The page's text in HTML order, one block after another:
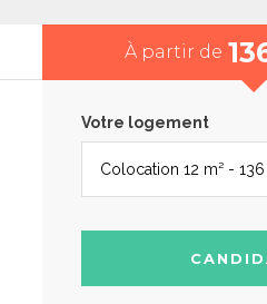
À partir de
Votre logement